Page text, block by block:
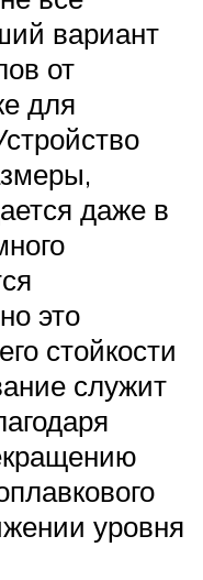
вариант
от
для
даже в
это
стойкости
служит
уровня